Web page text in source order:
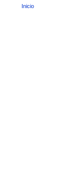
Inicio